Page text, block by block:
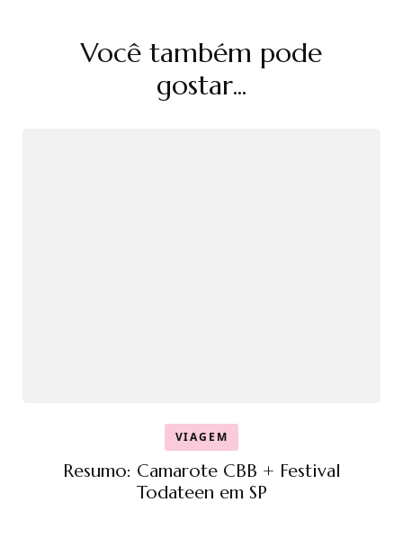
NavegaçãoVocê também pode
gostar...
VIAGEM
Resumo: Camarote CBB + Festival
Todateen em SP